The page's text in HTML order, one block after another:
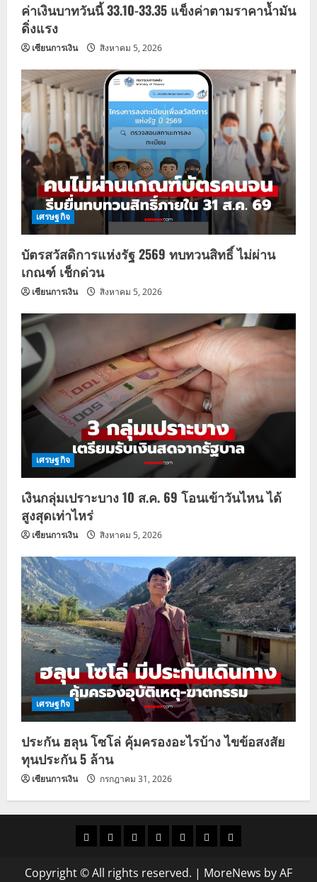
ค่าเงินบาทวันนี้ 33.10-33.35 แข็งค่าตามราคาน้ำมัน
ดิ่งแรง
เซียนการเงิน สิงหาคม 5, 2026
เศรษฐกิจ
บัตรสวัสดิการแห่งรัฐ 2569 ทบทวนสิทธิ์ ไม่ผ่าน
เกณฑ์ เช็กด่วน
เซียนการเงิน สิงหาคม 5, 2026
เศรษฐกิจ
เงินกลุ่มเปราะบาง 10 ส.ค. 69 โอนเข้าวันไหน ได้
สูงสุดเท่าไหร่
เซียนการเงิน สิงหาคม 5, 2026
เศรษฐกิจ
ประกัน ฮลุน โซโล่ คุ้มครองอะไรบ้าง ไขข้อสงสัย
ทุนประกัน 5 ล้าน
เซียนการเงิน กรกฎาคม 31, 2026
ราคาแนว
ราคา
ข่าว
นี้
ข่าว
ดูด
ที่
ผู้ชาย
Copyright © All rights reserved. | MoreNews by AF